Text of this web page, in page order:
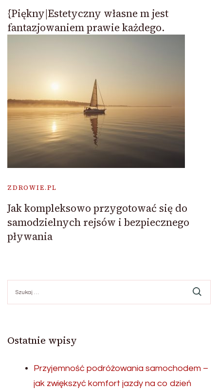
{Piękny|Estetyczny własne m jest
fantazjowaniem prawie każdego.
ZDROWIE.PL
Jak kompleksowo przygotować się do
samodzielnych rejsów i bezpiecznego
pływania
Ostatnie wpisy
Przyjemność podróżowania samochodem –
jak zwiększyć komfort jazdy na co dzień